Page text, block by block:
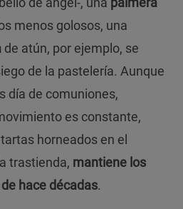
menos golosos, una
de atún, por ejemplo, se
de la pastelería. Aunque
día de comuniones,
es constante,
horneados en el
trastienda, mantiene los
hace décadas.